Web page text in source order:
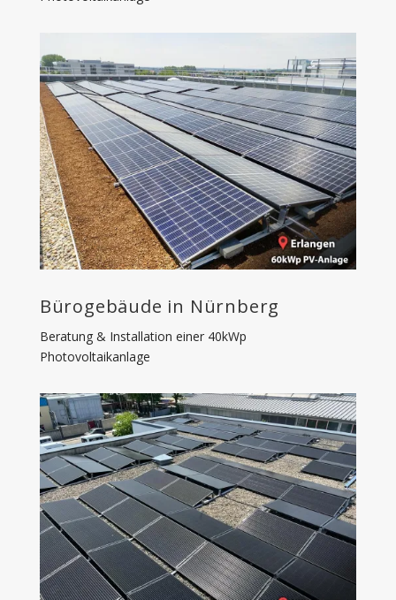
Bürogebäude in Nürnberg
Beratung & Installation einer 40kWp
Photovoltaikanlage